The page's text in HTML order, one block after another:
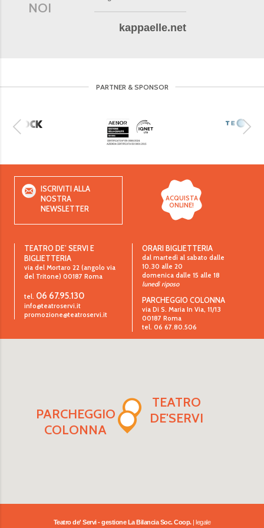
NOI
kappaelle.net
PARTNER & SPONSOR
ISCRIVITI ALLA
NOSTRA
NEWSLETTER
ACQUISTA
ONLINE!
TEATRO DE’ SERVI E
BIGLIETTERIA
via del Mortaro 22 (angolo via
del Tritone) 00187 Roma
tel. 06 67.95.130
info@teatroservi.it
promozione@teatroservi.it
ORARI BIGLIETTERIA
dal martedì al sabato dalle
10.30 alle 20
domenica dalle 15 alle 18
lunedì riposo
PARCHEGGIO COLONNA
via Di S. Maria In Via, 11/13
00187 Roma
tel. 06 67.80.506
TEATRO
DE'SERVI
PARCHEGGIO
COLONNA
Teatro de' Servi - gestione La Bilancia Soc. Coop.| legale